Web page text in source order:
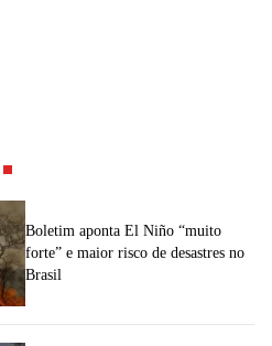
Boletim aponta El Niño “muito
forte” e maior risco de desastres no
Brasil